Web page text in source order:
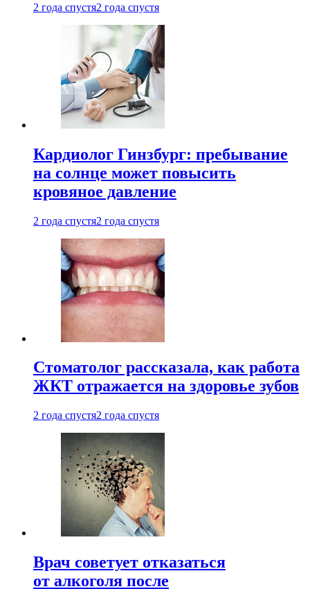
2 года спустя2 года спустя
Кардиолог Гинзбург: пребывание
на солнце может повысить
кровяное давление
2 года спустя2 года спустя
Стоматолог рассказала, как работа
ЖКТ отражается на здоровье зубов
2 года спустя2 года спустя
Врач советует отказаться
от алкоголя после